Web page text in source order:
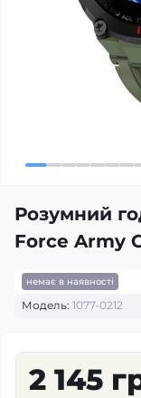
Розумний
Force Army
немає в наявності
Модель: 1077-0212
2 145